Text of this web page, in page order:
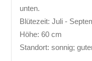
unten.
Blütezeit: Juli -
Höhe: 60 cm
Standort: sonnig;